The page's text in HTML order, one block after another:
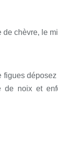
de chèvre, le
figues
de noix et